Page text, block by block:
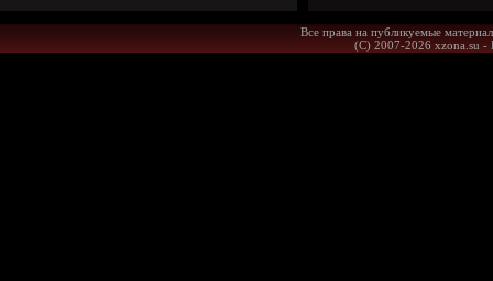
Все права на публикуемые
(С) 2007-2026 xzona.su -